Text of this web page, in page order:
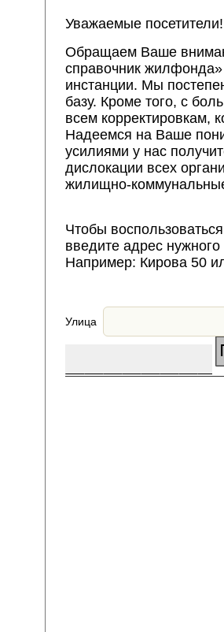
Уважаемые посетители!
Обращаем Ваше
справочник
инстанции. Мы
базу. Кроме того, с
всем корректировкам,
Надеемся на Ваше
усилиями у нас
дислокации всех
жилищно-
Чтобы
введите адрес
Например: Кирова 50
Улица